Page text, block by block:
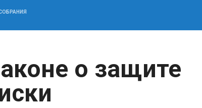
о защите